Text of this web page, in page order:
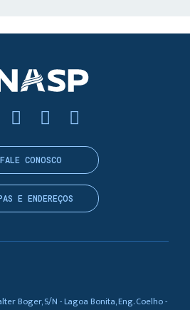
Boger, S/N - Lagoa Bonita, Eng. Coelho -
FALE CONOSCO
E ENDEREÇOS